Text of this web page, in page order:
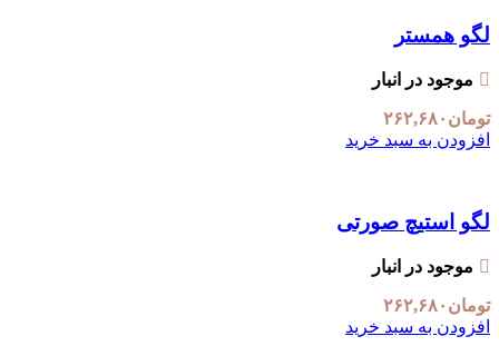
لگو همستر
موجود در انبار
تومان۲۶۲,۶۸۰
افزودن به سبد خرید
لگو استیچ صورتی
موجود در انبار
تومان۲۶۲,۶۸۰
افزودن به سبد خرید